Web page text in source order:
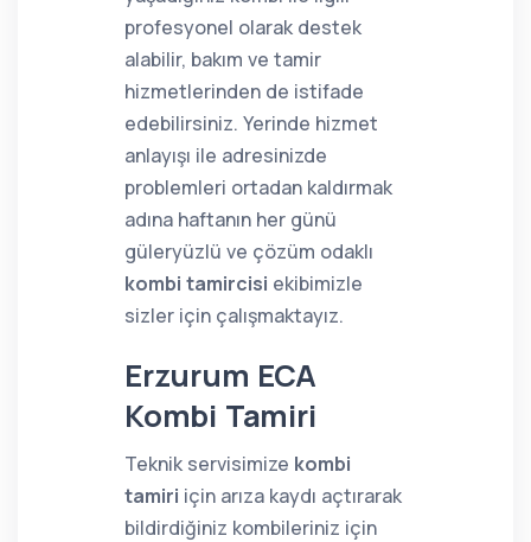
profesyonel olarak destek
alabilir, bakım ve tamir
hizmetlerinden de istifade
edebilirsiniz. Yerinde hizmet
anlayışı ile adresinizde
problemleri ortadan kaldırmak
adına haftanın her günü
güleryüzlü ve çözüm odaklı
kombi tamircisi ekibimizle
sizler için çalışmaktayız.
Erzurum ECA
Kombi Tamiri
Teknik servisimize kombi
tamiri için arıza kaydı açtırarak
bildirdiğiniz kombileriniz için